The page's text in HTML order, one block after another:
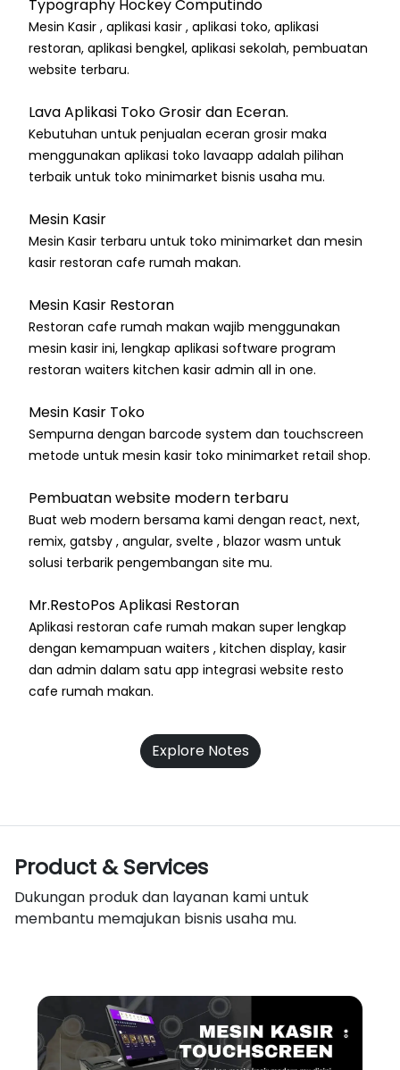
Typography Hockey Computindo
Mesin Kasir , aplikasi kasir , aplikasi toko, aplikasi
restoran, aplikasi bengkel, aplikasi sekolah, pembuatan
website terbaru.
Lava Aplikasi Toko Grosir dan Eceran.
Kebutuhan untuk penjualan eceran grosir maka
menggunakan aplikasi toko lavaapp adalah pilihan
terbaik untuk toko minimarket bisnis usaha mu.
Mesin Kasir
Mesin Kasir terbaru untuk toko minimarket dan mesin
kasir restoran cafe rumah makan.
Mesin Kasir Restoran
Restoran cafe rumah makan wajib menggunakan
mesin kasir ini, lengkap aplikasi software program
restoran waiters kitchen kasir admin all in one.
Mesin Kasir Toko
Sempurna dengan barcode system dan touchscreen
metode untuk mesin kasir toko minimarket retail shop.
Pembuatan website modern terbaru
Buat web modern bersama kami dengan react, next,
remix, gatsby , angular, svelte , blazor wasm untuk
solusi terbarik pengembangan site mu.
Mr.RestoPos Aplikasi Restoran
Aplikasi restoran cafe rumah makan super lengkap
dengan kemampuan waiters , kitchen display, kasir
dan admin dalam satu app integrasi website resto
cafe rumah makan.
Explore Notes
Product & Services
Dukungan produk dan layanan kami untuk
membantu memajukan bisnis usaha mu.